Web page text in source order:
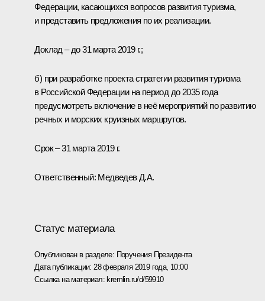
Федерации, касающихся вопросов развития туризма,
и представить предложения по их реализации.
Доклад – до 31 марта 2019 г.;
б) при разработке проекта стратегии развития туризма
в Российской Федерации на период до 2035 года
предусмотреть включение в неё мероприятий по развитию
речных и морских круизных маршрутов.
Срок – 31 марта 2019 г.
Ответственный: Медведев Д.А.
Статус материала
Опубликован в разделе: Поручения Президента
Дата публикации: 28 февраля 2019 года, 10:00
Ссылка на материал: kremlin.ru/d/59910